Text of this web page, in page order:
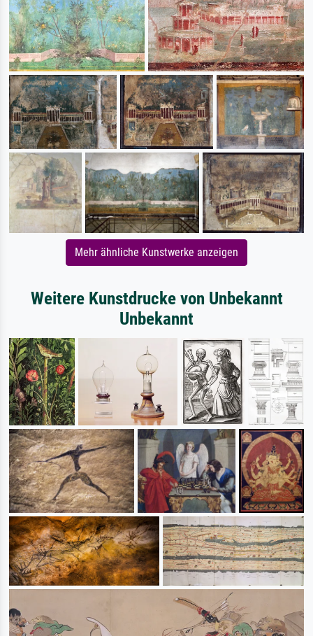
Mehr ähnliche Kunstwerke anzeigen
Weitere Kunstdrucke von Unbekannt
Unbekannt